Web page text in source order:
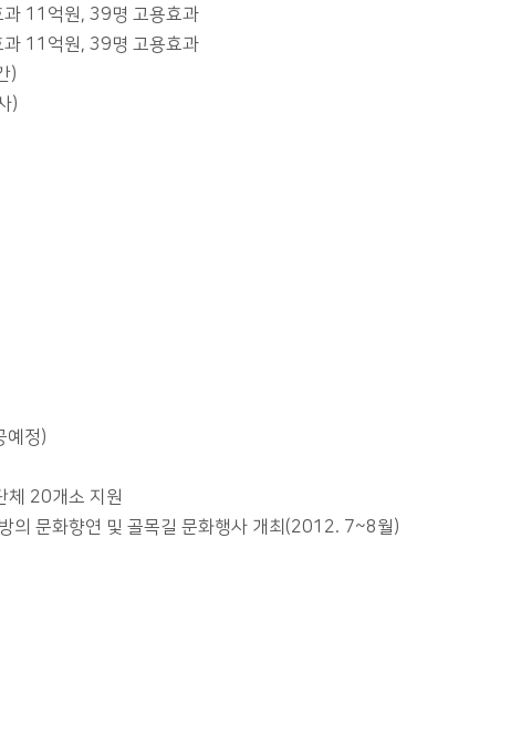
11억원, 39명 고용효과
11억원, 39명 고용효과
)
)
예정)
체 20개소 지원
문화향연 및 골목길 문화행사 개최(2012. 7~8월)